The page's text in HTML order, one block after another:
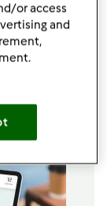
or access
and